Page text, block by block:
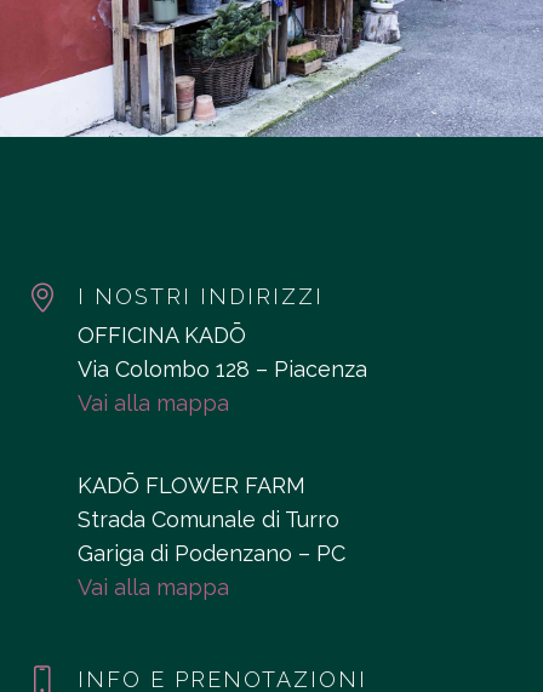
I NOSTRI INDIRIZZI
OFFICINA KADŌ
Via Colombo 128 – Piacenza
Vai alla mappa
KADŌ FLOWER FARM
Strada Comunale di Turro
Gariga di Podenzano – PC
Vai alla mappa
INFO E PRENOTAZIONI